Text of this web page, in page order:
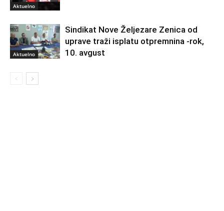
Aktuelno
Aktuelno
Sindikat Nove Željezare Zenica od
uprave traži isplatu otpremnina -rok,
10. avgust